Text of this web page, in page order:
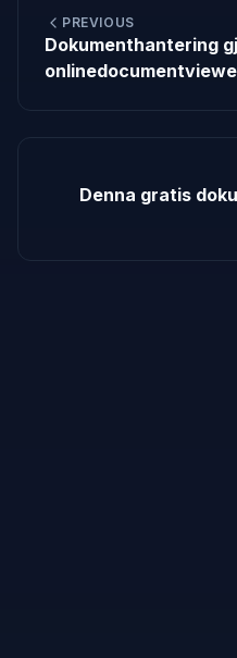
PREVIOUS
Dokumenthantering
Denna gratis